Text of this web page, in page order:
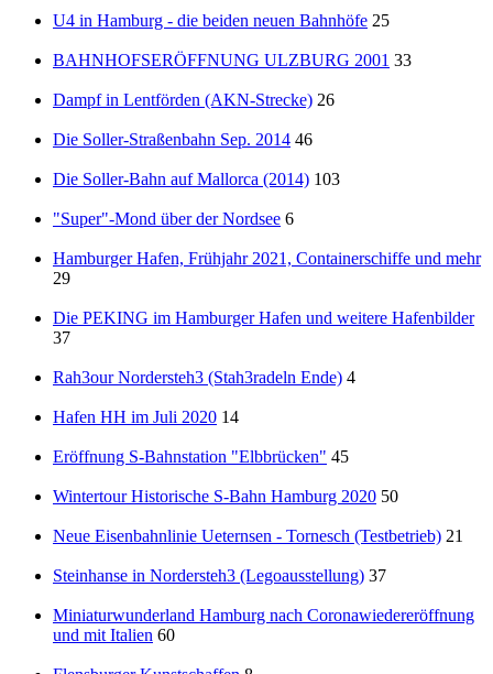
U4 in Hamburg - die beiden neuen Bahnhöfe 25
BAHNHOFSERÖFFNUNG ULZBURG 2001 33
Dampf in Lentförden (AKN-Strecke) 26
Die Soller-Straßenbahn Sep. 2014 46
Die Soller-Bahn auf Mallorca (2014) 103
"Super"-Mond über der Nordsee 6
Hamburger Hafen, Frühjahr 2021, Containerschiffe und mehr
29
Die PEKING im Hamburger Hafen und weitere Hafenbilder
37
Rah3our Nordersteh3 (Stah3radeln Ende) 4
Hafen HH im Juli 2020 14
Eröffnung S-Bahnstation "Elbbrücken" 45
Wintertour Historische S-Bahn Hamburg 2020 50
Neue Eisenbahnlinie Ueternsen - Tornesch (Testbetrieb) 21
Steinhanse in Nordersteh3 (Legoausstellung) 37
Miniaturwunderland Hamburg nach Coronawiedereröffnung
und mit Italien 60